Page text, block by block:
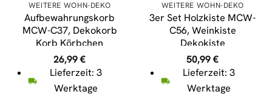
WEITERE WOHN-DEKO
Aufbewahrungskorb
MCW-C37, Dekokorb
Korb Körbchen
Aufbewahrung
Regalkorb Deko
12x28x20cm ~
dunkelgrau
26,99€
Lieferzeit: 3
Werktage
WEITERE WOHN-DEKO
3er Set Holzkiste MCW-
C56, Weinkiste
Dekokiste
Aufbewahrungskiste
Obstkiste, Shabby-Look
Vintage ~ braun,
shabby
50,99€
Lieferzeit: 3
Werktage